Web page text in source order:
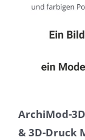
ArchiMod-
& 3D-Druck